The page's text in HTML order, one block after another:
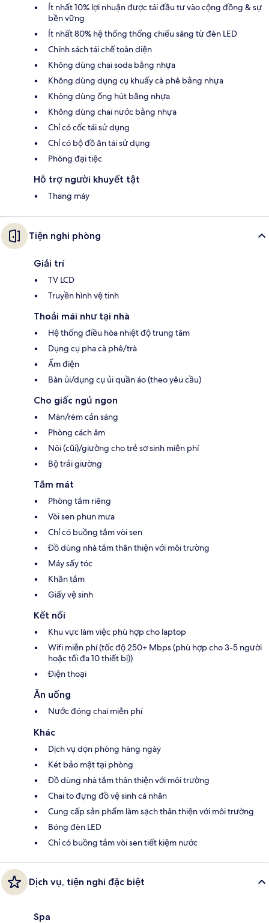
Ít nhất 10% lợi nhuận được tái đầu tư vào cộng đồng & sự
bền vững
Ít nhất 80% hệ thống thống chiếu sáng từ đèn LED
Chính sách tái chế toàn diện
Không dùng chai soda bằng nhựa
Không dùng dụng cụ khuấy cà phê bằng nhựa
Không dùng ống hút bằng nhựa
Không dùng chai nước bằng nhựa
Chỉ có cốc tái sử dụng
Chỉ có bộ đồ ăn tái sử dụng
Phòng đại tiệc
Hỗ trợ người khuyết tật
Thang máy
Tiện nghi phòng
Giải trí
TV LCD
Truyền hình vệ tinh
Thoải mái như tại nhà
Hệ thống điều hòa nhiệt độ trung tâm
Dụng cụ pha cà phê/trà
Ấm điện
Bàn ủi/dụng cụ ủi quần áo (theo yêu cầu)
Cho giấc ngủ ngon
Màn/rèm cản sáng
Phòng cách âm
Nôi (cũi)/giường cho trẻ sơ sinh miễn phí
Bộ trải giường
Tắm mát
Phòng tắm riêng
Vòi sen phun mưa
Chỉ có buồng tắm vòi sen
Đồ dùng nhà tắm thân thiện với môi trường
Máy sấy tóc
Khăn tắm
Giấy vệ sinh
Kết nối
Khu vực làm việc phù hợp cho laptop
Wifi miễn phí (tốc độ 250+ Mbps (phù hợp cho 3-5 người
hoặc tối đa 10 thiết bị))
Điện thoại
Ăn uống
Nước đóng chai miễn phí
Khác
Dịch vụ dọn phòng hàng ngày
Két bảo mật tại phòng
Đồ dùng nhà tắm thân thiện với môi trường
Chai to đựng đồ vệ sinh cá nhân
Cung cấp sản phẩm làm sạch thân thiện với môi trường
Bóng đèn LED
Chỉ có buồng tắm vòi sen tiết kiệm nước
Dịch vụ, tiện nghi đặc biệt
Spa